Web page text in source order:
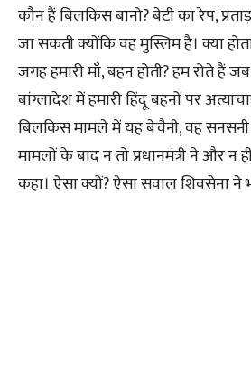
कौन हैं बिलकिस बानो? बेटी का रेप,
जा सकती क्योंकि वह मुस्लिम है। क्या
जगह हमारी माँ, बहन होती? हम रोते हैं
बांग्लादेश में हमारी हिंदू बहनों पर
बिलकिस मामले में यह बेचैनी, वह
मामलों के बाद न तो प्रधानमंत्री ने और न
कहा। ऐसा क्यों? ऐसा सवाल शिवसेना ने